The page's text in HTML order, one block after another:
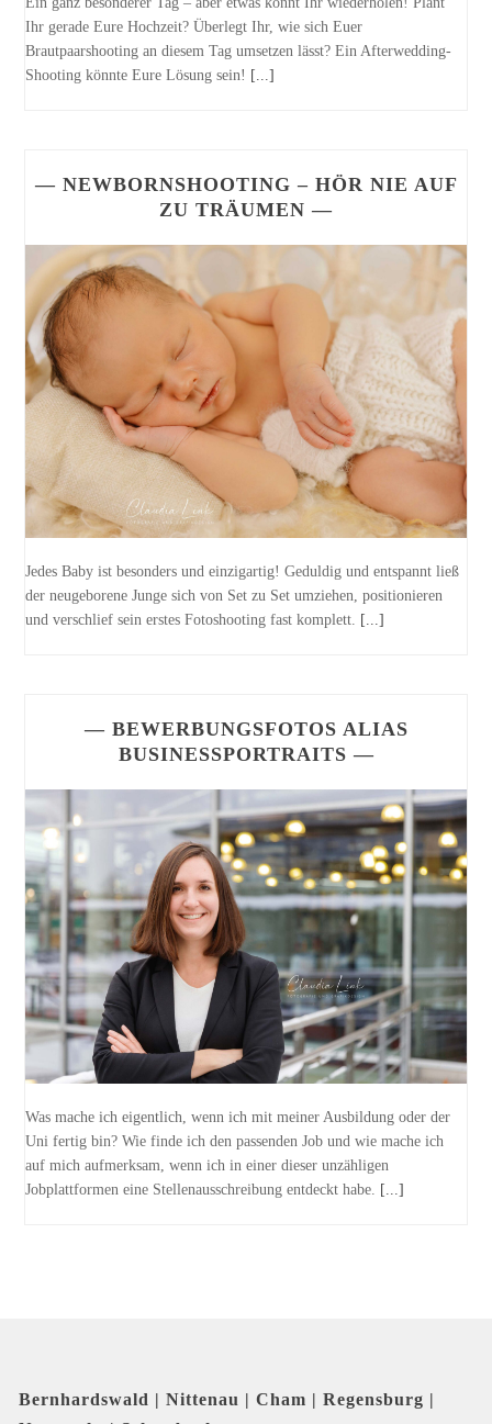
Ihr gerade Eure Hochzeit? Überlegt Ihr, wie sich Euer
Brautpaarshooting an diesem Tag umsetzen lässt? Ein Afterwedding-
Shooting könnte Eure Lösung sein! [...]
— NEWBORNSHOOTING – HÖR NIE AUF
ZU TRÄUMEN —
Jedes Baby ist besonders und einzigartig! Geduldig und entspannt ließ
der neugeborene Junge sich von Set zu Set umziehen, positionieren
und verschlief sein erstes Fotoshooting fast komplett. [...]
— BEWERBUNGSFOTOS ALIAS
BUSINESSPORTRAITS —
Was mache ich eigentlich, wenn ich mit meiner Ausbildung oder der
Uni fertig bin? Wie finde ich den passenden Job und wie mache ich
auf mich aufmerksam, wenn ich in einer dieser unzähligen
Jobplattformen eine Stellenausschreibung entdeckt habe.
[...]
Bernhardswald | Nittenau | Cham | Regensburg |